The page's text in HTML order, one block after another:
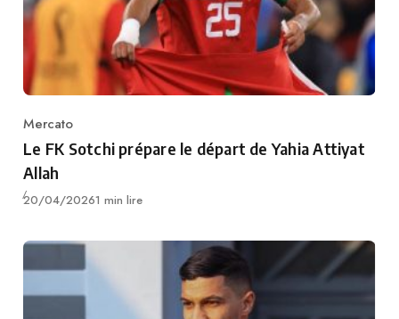
Category
Mercato
Le FK Sotchi prépare le départ de Yahia Attiyat
Allah
Publié
20/04/20261 min lire